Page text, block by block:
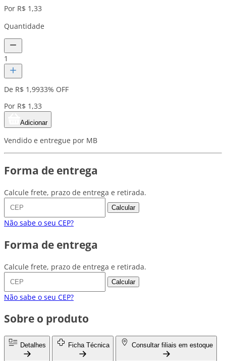
Por R$ 1,33
Quantidade
1
De R$ 1,9933% OFF
Por R$ 1,33
Adicionar
Vendido e entregue por MB
Forma de entrega
Calcule frete, prazo de entrega e retirada.
Calcular
Não sabe o seu CEP?
Forma de entrega
Calcule frete, prazo de entrega e retirada.
Calcular
Não sabe o seu CEP?
Sobre o produto
Detalhes Ficha Técnica Consultar filiais em estoque